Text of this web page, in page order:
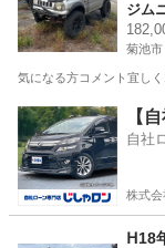
ジム
菊池市
気になる方コメント宜し
熊本 菊池市 ジ
【
自社
株式
ᕼ18